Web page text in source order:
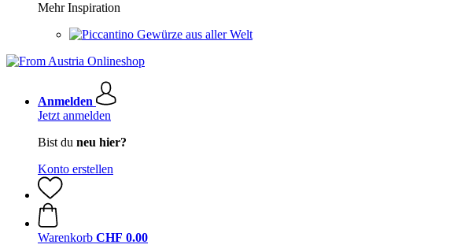
Mehr Inspiration
Gewürze aus aller Welt
Anmelden
Jetzt anmelden
Bist du neu hier?
Konto erstellen
Warenkorb CHF 0.00